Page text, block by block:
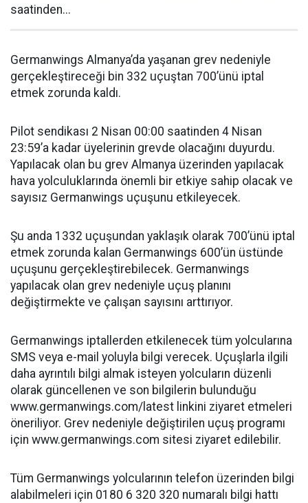
saatinden...
Germanwings Almanya’da yaşanan grev nedeniyle
gerçekleştireceği bin 332 uçuştan 700’ünü iptal
etmek zorunda kaldı.
Pilot sendikası 2 Nisan 00:00 saatinden 4 Nisan
23:59’a kadar üyelerinin grevde olacağını duyurdu.
Yapılacak olan bu grev Almanya üzerinden yapılacak
hava yolculuklarında önemli bir etkiye sahip olacak ve
sayısız Germanwings uçuşunu etkileyecek.
Şu anda 1332 uçuşundan yaklaşık olarak 700’ünü iptal
etmek zorunda kalan Germanwings 600’ün üstünde
uçuşunu gerçekleştirebilecek. Germanwings
yapılacak olan grev nedeniyle uçuş planını
değiştirmekte ve çalışan sayısını arttırıyor.
Germanwings iptallerden etkilenecek tüm yolcularına
SMS veya e-mail yoluyla bilgi verecek. Uçuşlarla ilgili
daha ayrıntılı bilgi almak isteyen yolcuların düzenli
olarak güncellenen ve son bilgilerin bulunduğu
www.germanwings.com/latest linkini ziyaret etmeleri
öneriliyor. Grev nedeniyle değiştirilen uçuş programı
için www.germanwings.com sitesi ziyaret edilebilir.
Tüm Germanwings yolcularının telefon üzerinden bilgi
alabilmeleri için 0180 6 320 320 numaralı bilgi hattı